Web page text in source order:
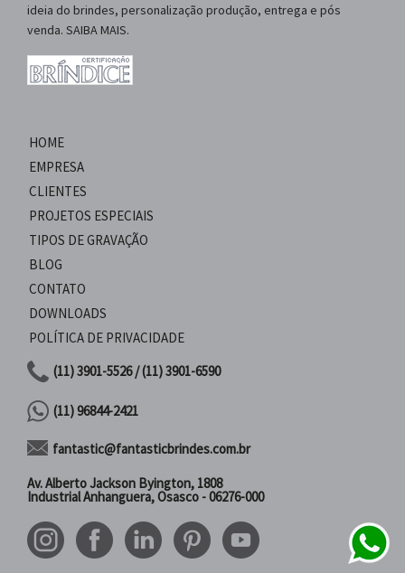
ideia do brindes, personalização produção, entrega e pós
venda. SAIBA MAIS.
HOME
EMPRESA
CLIENTES
PROJETOS ESPECIAIS
TIPOS DE GRAVAÇÃO
BLOG
CONTATO
DOWNLOADS
POLÍTICA DE PRIVACIDADE
(11) 3901-5526 / (11) 3901-6590
(11) 96844-2421
fantastic@fantasticbrindes.com.br
Av. Alberto Jackson Byington, 1808
Industrial Anhanguera, Osasco - 06276-000